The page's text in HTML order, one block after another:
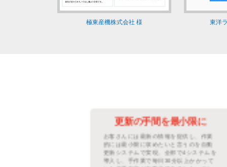
極東産機株式会社 様 東洋
更新の手間を最小限に
お客さんには最新の情報を提供し、作業
的には最小限に収めたいと言うのを自動
更新システムで実現。全部で4システムを
導入し、手作業で毎日30分以上かかって